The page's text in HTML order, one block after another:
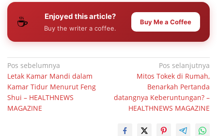
☕ Enjoyed this article?
Buy the writer a coffee.
Buy Me a Coffee
Navigasi
pos
Pos sebelumnya
Letak Kamar Mandi dalam
Kamar Tidur Menurut Feng
Shui – HEALTHNEWS
MAGAZINE
Pos selanjutnya
Mitos Tokek di Rumah,
Benarkah Pertanda
datangnya Keberuntungan? –
HEALTHNEWS MAGAZINE